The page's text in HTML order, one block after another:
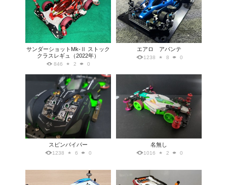
サンダーショットMk-Ⅱ ストック
クラスレギュ（2022年）
846 2 0
エアロ アバンテ
1238 8 0
スピンバイパー
1238 6 0
名無し
1016 2 0